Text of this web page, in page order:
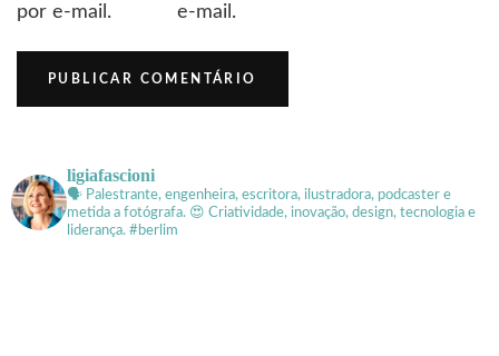
por e-mail.
e-mail.
ligiafascioni
🗣 Palestrante, engenheira, escritora, ilustradora, podcaster e
metida a fotógrafa. 😍 Criatividade, inovação, design, tecnologia e
liderança. #berlim